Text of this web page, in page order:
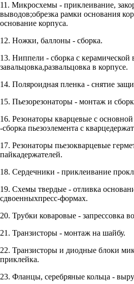
11. Микросхемы - приклеивание,
выводов;обрезка рамки основания
основание корпуса.
12. Ножки, баллоны - сборка.
13. Ниппели - сборка с керамической
завальцовка,развальцовка в корпусе.
14. Поляроидная пленка - снятие
15. Пьезорезонаторы - монтаж и
16. Резонаторы кварцевые с
-сборка пьезоэлемента с
17. Резонаторы пьезокварцевые
пайкадержателей.
18. Сердечники - приклеивание
19. Схемы твердые - отливка
сдвоенныхпресс-формах.
20. Трубки коваровые - запрессовка
21. Транзисторы - монтаж на шайбу.
22. Транзисторы и диодные блоки
приклейка.
23. Фланцы, серебряные кольца -